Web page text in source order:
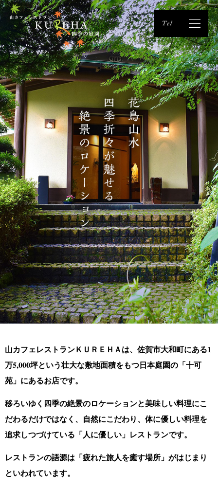
山カフェレストランＫＵＲＥＨＡは、 佐賀市大和町にある1
万5,000坪という壮大な敷地面積をもつ日本庭園の「十可
苑」にあるお店です。
移ろいゆく四季の絶景のロケーションと美味しい料理にこ
だわるだけではなく、 自然にこだわり、体に優しい料理を
追求しつづけている「人に優しい」レストランです。
レストランの語源は「疲れた旅人を癒す場所」がはじまり
といわれています。